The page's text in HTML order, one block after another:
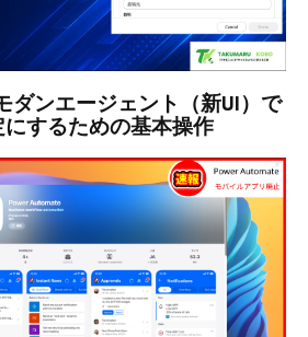
ダンエージェント（新UI）で
するための基本操作